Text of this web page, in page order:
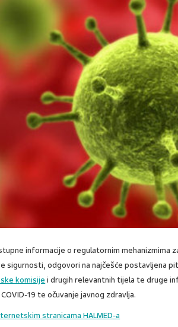
informacije o regulatornim mehanizmima
sigurnosti, odgovori na najčešće postavljena
komisije i drugih relevantnih tijela te druge
19 te očuvanje javnog zdravlja.
stranicama HALMED-a